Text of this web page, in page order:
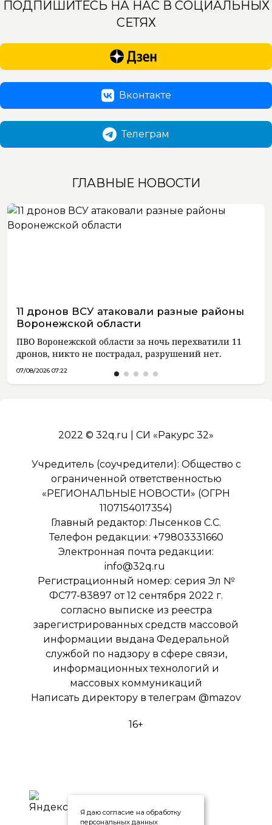
ПОДПИШИТЕСЬ НА НАС В СОЦИАЛЬНЫХ
СЕТЯХ
Вконтакте
Телеграм
ГЛАВНЫЕ НОВОСТИ
11 дронов ВСУ атаковали разные районы
Воронежской области
ПВО Воронежской области за ночь перехватили 11
дронов, никто не пострадал, разрушений нет.
07/08/2026 07:22
2022 © 32q.ru | СИ «Ракурс 32»
Учредитель (соучредители): Общество с
ограниченной ответственностью
«РЕГИОНАЛЬНЫЕ НОВОСТИ» (ОГРН
1107154017354)
Главный редактор: Лысенков С.С.
Телефон редакции: +79803331660
Электронная почта редакции:
info@32q.ru
Регистрационный номер: серия Эл №
ФС77-83897 от 12 сентября 2022 г.
согласно выписке из реестра
зарегистрированных средств массовой
информации выдана Федеральной
службой по надзору в сфере связи,
информационных технологий и
массовых коммуникаций
Написать директору в телеграм @mazov
16+
Я даю согласие на обработку
персональных данных